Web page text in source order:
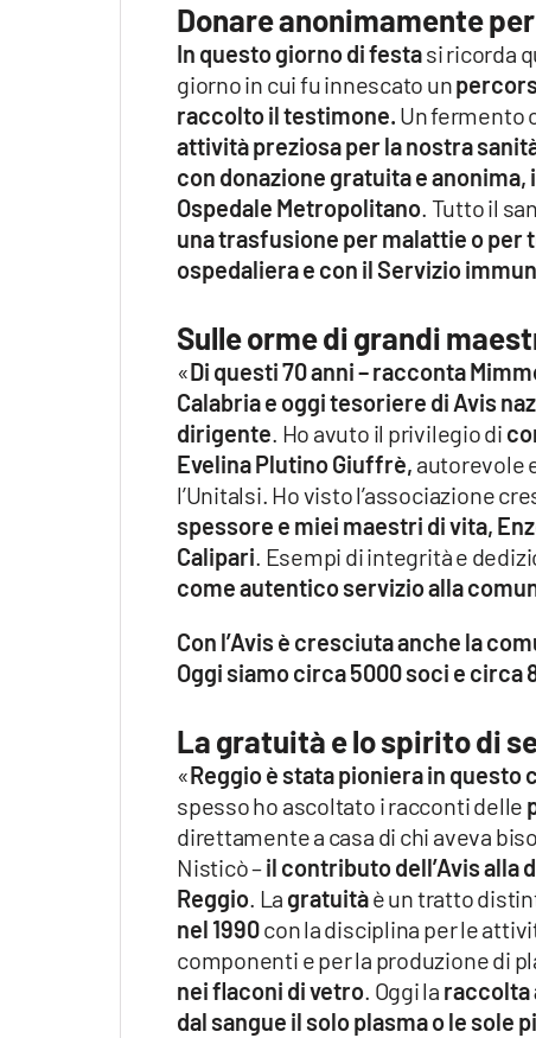
Donare anonimamente
In questo giorno di festasi ricorda
giorno in cui fu innescato un
raccolto il testimone. Un fermento
attività preziosa per la nostra
con donazione gratuita e
Ospedale Metropolitano. Tutto il
una trasfusione per malattie o per
ospedaliera e con il Servizio
Sulle orme di grandi
«Di questi 70 anni – racconta
Calabria e oggi tesoriere di Avis
dirigente. Ho avuto il privilegio di
Evelina Plutino Giuffrè, autorevole
l’Unitalsi. Ho visto l’associazione
spessore e miei maestri di vita,
Calipari. Esempi di integrità e
come autentico servizio alla
Con l’Avis è cresciuta anche la
Oggi siamo circa 5000 soci e
La gratuità e lo spirito di
«Reggio è stata pioniera in questo
spesso ho ascoltato i racconti delle
direttamente a casa di chi aveva
Nisticò –il contributo dell’Avis alla
Reggio. La gratuitàè un tratto
nel 1990con la disciplina per le
componenti e per la produzione di
nei flaconi di vetro. Oggi la raccolta
dal sangue il solo plasma o le sole